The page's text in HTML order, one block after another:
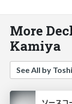
More
Kamiya
See All by